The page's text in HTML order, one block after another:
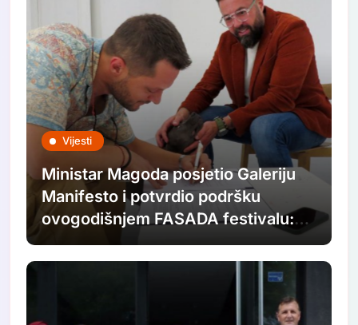
Vijesti
Ministar Magoda posjetio Galeriju
Manifesto i potvrdio podršku
ovogodišnjem FASADA festivalu:
Nastavljamo ulagati u savremenu
umjetnost